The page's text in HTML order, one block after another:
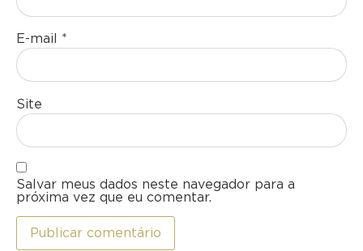
E-mail *
Site
Salvar meus dados neste navegador para a
próxima vez que eu comentar.